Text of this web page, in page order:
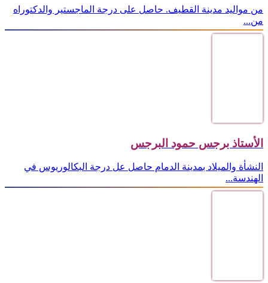
من مواليد مدينة القطيف. حاصل على درجة الماجستير والدكتوراه
من...
الأستاذ برجس حمود البرجس
النشأة والميلاد بمدينة الدمام حاصل عل درجة البكالوريوس في
الهندسة...